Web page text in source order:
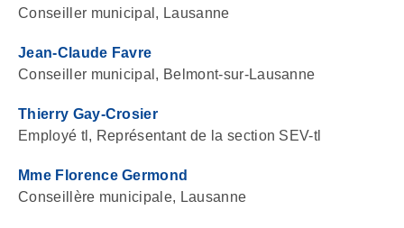
Conseiller municipal, Lausanne
Jean-Claude Favre
Conseiller municipal, Belmont-sur-Lausanne
Thierry Gay-Crosier
Employé tl, Représentant de la section SEV-tl
Mme Florence Germond
Conseillère municipale, Lausanne